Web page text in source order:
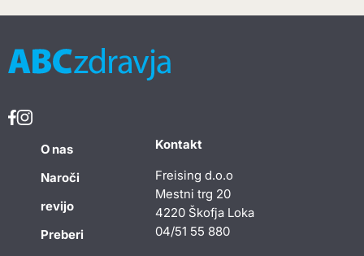
O nas
Naroči
revijo
Preberi
Kontakt
Freising d.o.o
Mestni trg 20
4220 Škofja Loka
04/51 55 880